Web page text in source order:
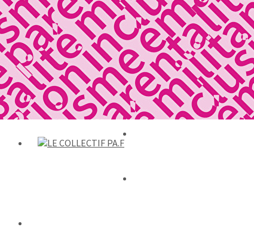
Exporter les lignes sélectionnées
Exporter toutes les colonnes
Exporter uniquement les colonnes affichées
Menu
Ajoutez un logo, un bouton, des réseaux sociaux
Cliquez pour éditer